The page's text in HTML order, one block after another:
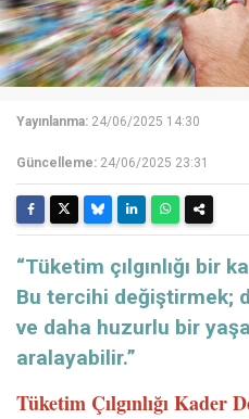
Yayınlanma: 24/06/2025 14:30
Güncelleme: 24/06/2025 23:31
“Tüketim çılgınlığı bir
Bu tercihi değiştirmek;
ve daha huzurlu bir
aralayabilir.”
Tüketim Çılgınlığı Kader